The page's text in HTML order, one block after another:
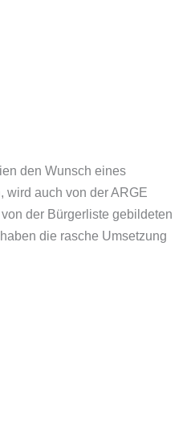
den Wunsch eines
wird auch von der ARGE
der Bürgerliste gebildeten
die rasche Umsetzung